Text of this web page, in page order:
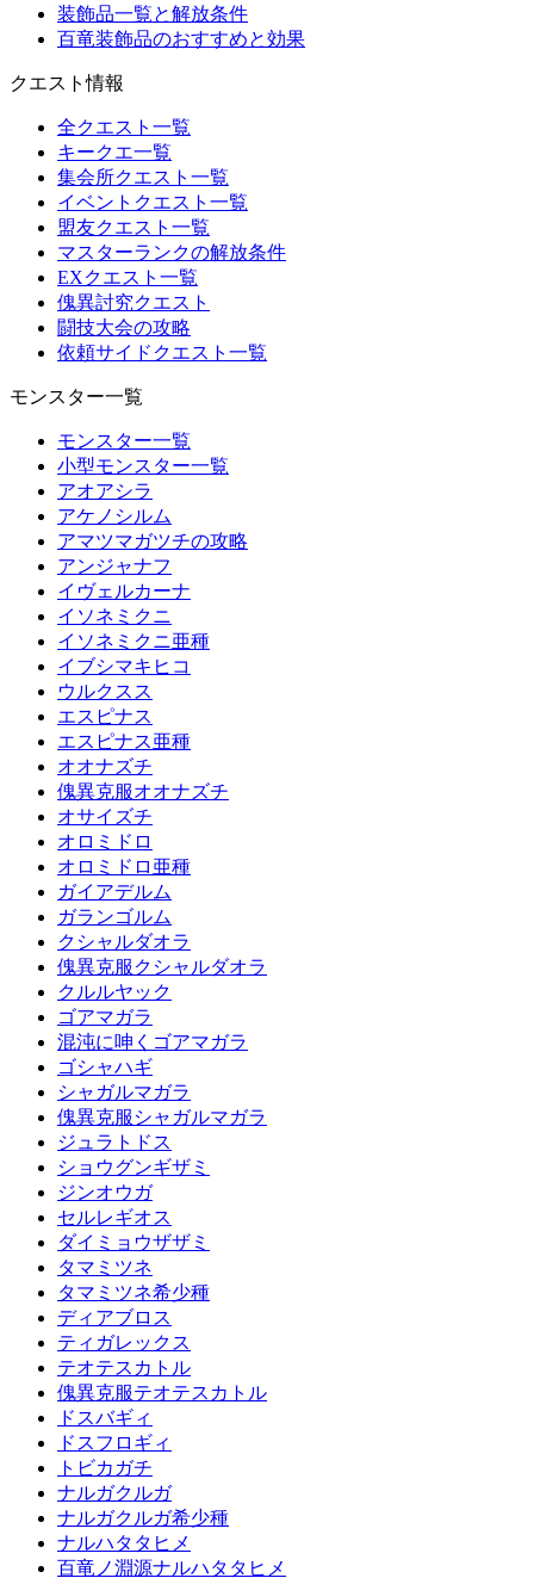
装飾品一覧と解放条件
百竜装飾品のおすすめと効果
クエスト情報
全クエスト一覧
キークエ一覧
集会所クエスト一覧
イベントクエスト一覧
盟友クエスト一覧
マスターランクの解放条件
EXクエスト一覧
傀異討究クエスト
闘技大会の攻略
依頼サイドクエスト一覧
モンスター一覧
モンスター一覧
小型モンスター一覧
アオアシラ
アケノシルム
アマツマガツチの攻略
アンジャナフ
イヴェルカーナ
イソネミクニ
イソネミクニ亜種
イブシマキヒコ
ウルクスス
エスピナス
エスピナス亜種
オオナズチ
傀異克服オオナズチ
オサイズチ
オロミドロ
オロミドロ亜種
ガイアデルム
ガランゴルム
クシャルダオラ
傀異克服クシャルダオラ
クルルヤック
ゴアマガラ
混沌に呻くゴアマガラ
ゴシャハギ
シャガルマガラ
傀異克服シャガルマガラ
ジュラトドス
ショウグンギザミ
ジンオウガ
セルレギオス
ダイミョウザザミ
タマミツネ
タマミツネ希少種
ディアブロス
ティガレックス
テオテスカトル
傀異克服テオテスカトル
ドスバギィ
ドスフロギィ
トビカガチ
ナルガクルガ
ナルガクルガ希少種
ナルハタタヒメ
百竜ノ淵源ナルハタタヒメ